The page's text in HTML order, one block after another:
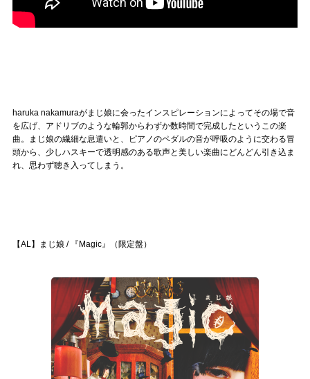
haruka nakamuraがまじ娘に会ったインスピレーションによってその場で音
を広げ、アドリブのような輪郭からわずか数時間で完成したというこの楽
曲。まじ娘の繊細な息遣いと、ピアノのペダルの音が呼吸のように交わる冒
頭から、少しハスキーで透明感のある歌声と美しい楽曲にどんどん引き込ま
れ、思わず聴き入ってしまう。
【AL】まじ娘 / 『Magic』（限定盤）